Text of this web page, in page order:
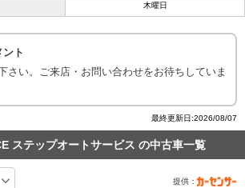
木曜日
ト
さい。ご来店・お問い合わせをお待ちしていま
最終更新日:2026/08/07
ステップオートサービス の中古車一覧
提供：